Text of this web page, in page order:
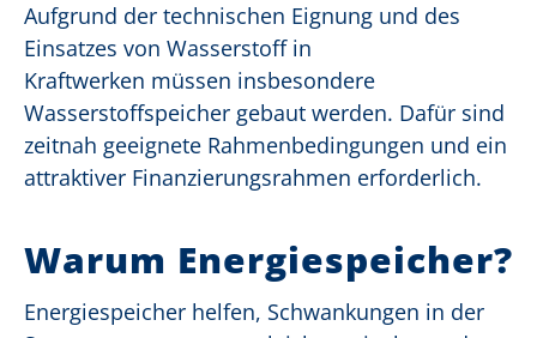
Aufgrund der technischen Eignung und des
Einsatzes von Wasserstoff in
Kraftwerken müssen insbesondere
Wasserstoffspeicher gebaut werden. Dafür sind
zeitnah geeignete Rahmenbedingungen und ein
attraktiver Finanzierungsrahmen erforderlich.
Warum Energiespeicher?
Energiespeicher helfen, Schwankungen in der